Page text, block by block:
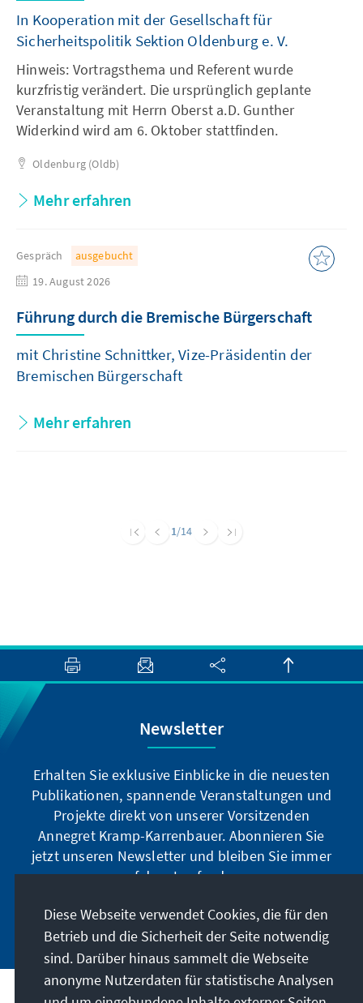
In Kooperation mit der Gesellschaft für
Sicherheitspolitik Sektion Oldenburg e. V.
Hinweis: Vortragsthema und Referent wurde
kurzfristig verändert. Die ursprünglich geplante
Veranstaltung mit Herrn Oberst a.D. Gunther
Widerkind wird am 6. Oktober stattfinden.
Oldenburg (Oldb)
Mehr erfahren
Gespräch
ausgebucht
19. August 2026
Führung durch die Bremische Bürgerschaft
mit Christine Schnittker, Vize-Präsidentin der
Bremischen Bürgerschaft
Mehr erfahren
1/14
Newsletter
Erhalten Sie exklusive Einblicke in die neuesten
Publikationen, spannende Veranstaltungen und
Projekte direkt von unserer Vorsitzenden
Annegret Kramp-Karrenbauer. Abonnieren Sie
jetzt unseren Newsletter und bleiben Sie immer
auf dem Laufenden.
Jetzt abonnieren
Diese Webseite verwendet Cookies, die für den
Betrieb und die Sicherheit der Seite notwendig
sind. Darüber hinaus sammelt die Webseite
anonyme Nutzerdaten für statistische Analysen